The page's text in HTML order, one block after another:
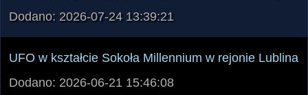
Dodano: 2026-07-24 13:39:21
UFO w kształcie Sokoła Millennium w rejonie Lublina
Dodano: 2026-06-21 15:46:08